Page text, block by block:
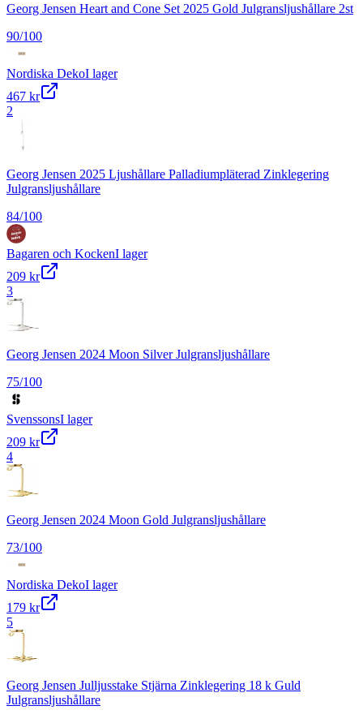
Georg Jensen Heart and Cone Set 2025 Gold Julgransljushållare 2st
90/100
Nordiska DekoI lager
467 kr
2
Georg Jensen 2025 Ljushållare Palladiumpläterad Zinklegering
Julgransljushållare
84/100
Bagaren och KockenI lager
209 kr
3
Georg Jensen 2024 Moon Silver Julgransljushållare
75/100
SvenssonsI lager
209 kr
4
Georg Jensen 2024 Moon Gold Julgransljushållare
73/100
Nordiska DekoI lager
179 kr
5
Georg Jensen Julljusstake Stjärna Zinklegering 18 k Guld
Julgransljushållare